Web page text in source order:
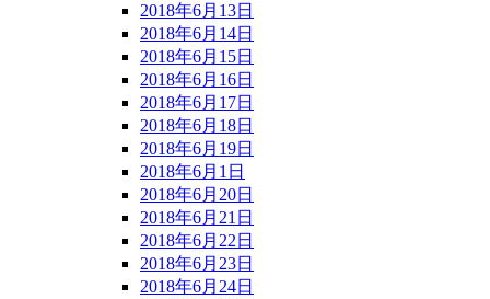
2018年6月13日
2018年6月14日
2018年6月15日
2018年6月16日
2018年6月17日
2018年6月18日
2018年6月19日
2018年6月1日
2018年6月20日
2018年6月21日
2018年6月22日
2018年6月23日
2018年6月24日